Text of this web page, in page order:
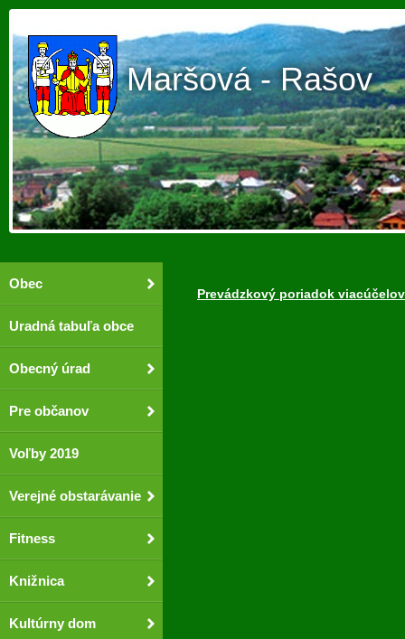
Maršová - Rašov
Obec
Uradná tabuľa obce
Obecný úrad
Pre občanov
Voľby 2019
Verejné obstarávanie
Fitness
Knižnica
Kultúrny dom
Prevádzkový poriadok